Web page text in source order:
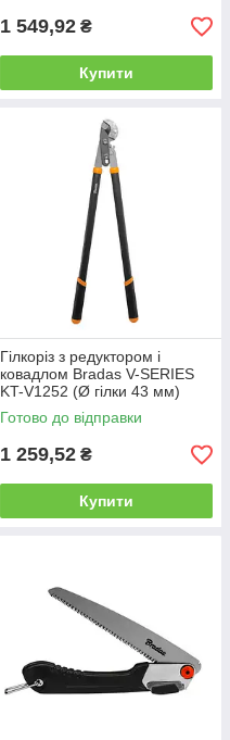
1 549,92 ₴
Купити
Гілкоріз з редуктором і
ковадлом Bradas V-SERIES
KT-V1252 (Ø гілки 43 мм)
Готово до відправки
1 259,52 ₴
Купити